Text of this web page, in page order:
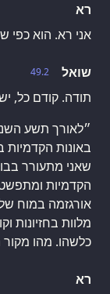
רא
אני רא. הוא כפי
49.2
שואל
תודה. קודם כל,
״לאורך תשע
באונות
שאני מתעורר
הקדמיות ומתפשט
מלוות בחזיונות
כלשהו. מהו מקור
רא